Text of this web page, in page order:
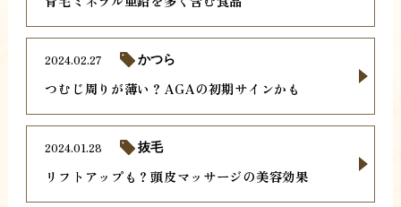
つむじ周りが薄い？AGAの初期サインかも
2024.02.27 かつら
リフトアップも？頭皮マッサージの美容効果
2024.01.28 抜毛